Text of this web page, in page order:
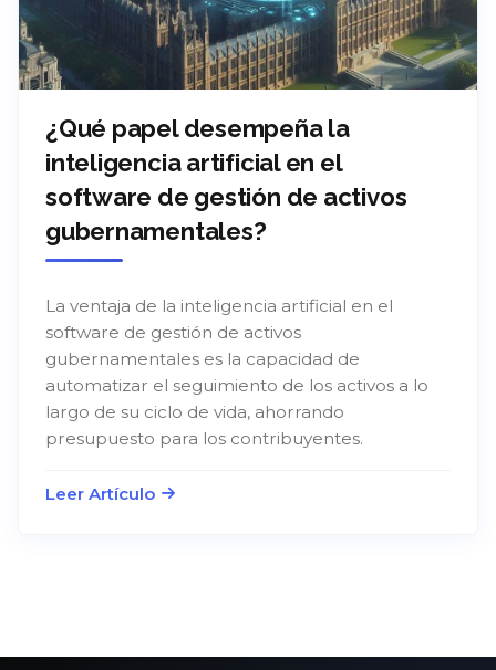
¿Qué papel desempeña la
inteligencia artificial en el
software de gestión de activos
gubernamentales?
La ventaja de la inteligencia artificial en el
software de gestión de activos
gubernamentales es la capacidad de
automatizar el seguimiento de los activos a lo
largo de su ciclo de vida, ahorrando
presupuesto para los contribuyentes.
Leer Artículo